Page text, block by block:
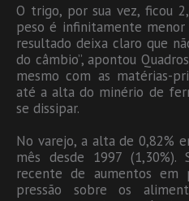
O trigo, por sua vez, ficou
peso é infinitamente menor
resultado deixa claro que
do câmbio”, apontou
mesmo com as matérias-
até a alta do minério de
se dissipar.
No varejo, a alta de 0,82%
mês desde 1997 (1,30%).
recente de aumentos em
pressão sobre os